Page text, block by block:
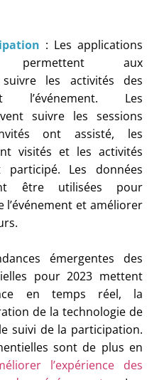
: Les applications
permettent aux
les activités des
l’événement. Les
suivre les sessions
ont assisté, les
visités et les activités
Les données
être utilisées pour
l’événement et améliorer
émergentes des
pour 2023 mettent
en temps réel, la
de la technologie de
suivi de la participation.
sont de plus en
l’expérience des